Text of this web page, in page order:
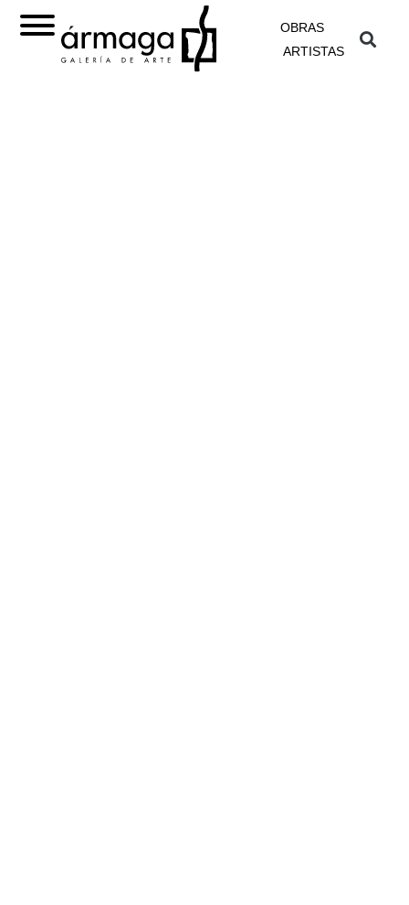
OBRAS
ARTISTAS